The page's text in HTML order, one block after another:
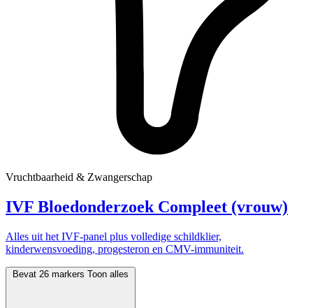
Vruchtbaarheid & Zwangerschap
IVF Bloedonderzoek Compleet (vrouw)
Alles uit het IVF-panel plus volledige schildklier,
kinderwensvoeding, progesteron en CMV-immuniteit.
Bevat 26 markers Toon alles